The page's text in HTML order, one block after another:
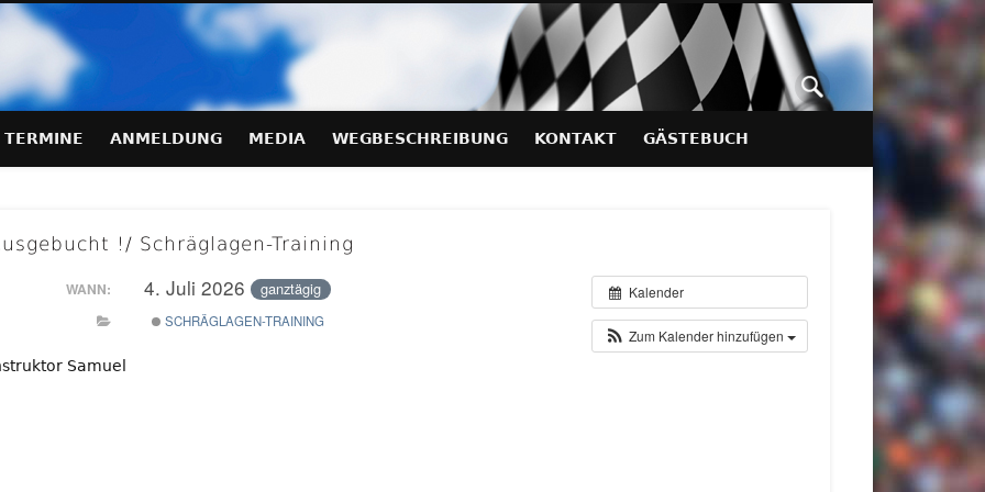
TERMINE ANMELDUNG MEDIA WEGBESCHREIBUNG KONTAKT GÄSTEBUCH
!/ Schräglagen-Training
Kalender
Zum Kalender hinzufügen
WANN: 4. Juli 2026 ganztägig
SCHRÄGLAGEN-TRAINING
Samuel